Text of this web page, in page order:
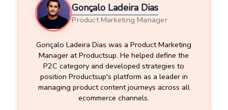
Gonçalo Ladeira Dias
Product Marketing Manager
Gonçalo Ladeira Dias was a Product Marketing
Manager at Productsup. He helped define the
P2C category and developed strategies to
position Productsup's platform as a leader in
managing product content journeys across all
ecommerce channels.